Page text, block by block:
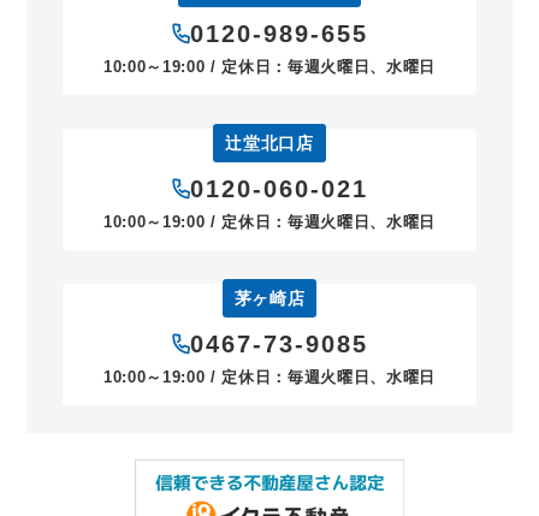
0120-989-655
10:00～19:00 / 定休日：毎週火曜日、水曜日
辻堂北口店
0120-060-021
10:00～19:00 / 定休日：毎週火曜日、水曜日
茅ヶ崎店
0467-73-9085
10:00～19:00 / 定休日：毎週火曜日、水曜日